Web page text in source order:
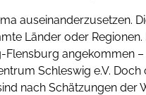
auseinanderzusetzen.
Länder oder
angekommen
Schleswig e.V.
nach Schätzungen